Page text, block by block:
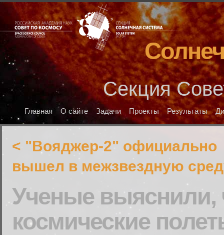
Секция
Главная О сайте Задачи Проекты Результаты
< "Вояджер-2" официально
вышел в межзвездную
Ученые выяснили,
космические